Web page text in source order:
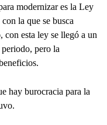
modernizar es la Ley
la que se busca
con esta ley se llegó a un
pero la
hay burocracia para la